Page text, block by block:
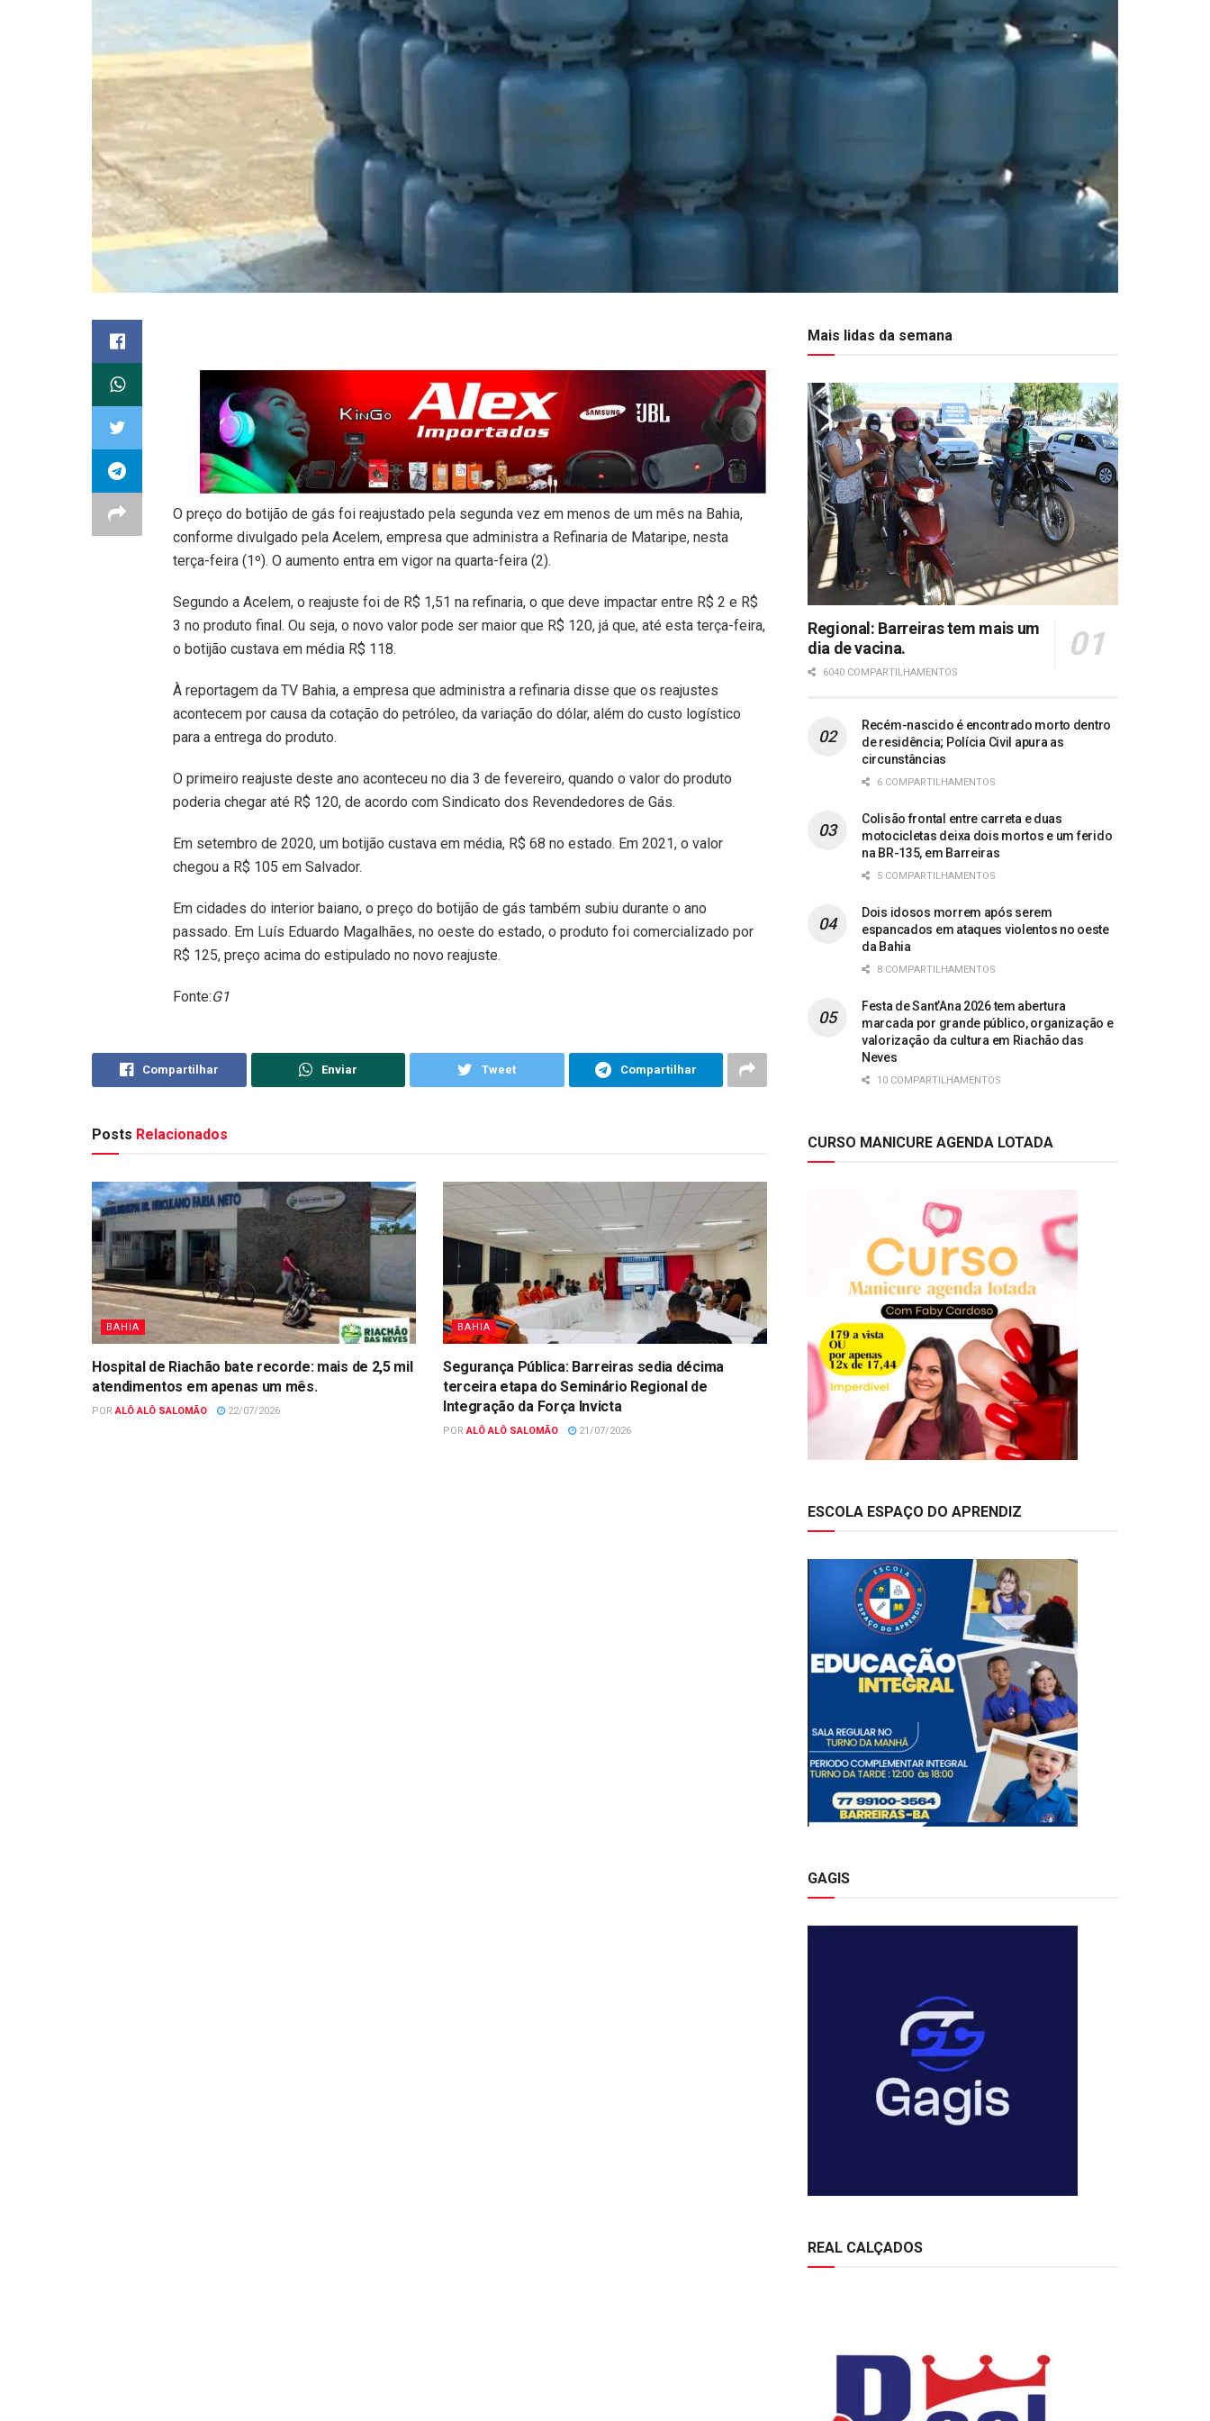
O preço do botijão de gás foi reajustado pela segunda vez em menos de um mês na Bahia,
conforme divulgado pela Acelem, empresa que administra a Refinaria de Mataripe, nesta
terça-feira (1º). O aumento entra em vigor na quarta-feira (2).
Segundo a Acelem, o reajuste foi de R$ 1,51 na refinaria, o que deve impactar entre R$ 2 e R$
3 no produto final. Ou seja, o novo valor pode ser maior que R$ 120, já que, até esta terça-feira,
o botijão custava em média R$ 118.
À reportagem da TV Bahia, a empresa que administra a refinaria disse que os reajustes
acontecem por causa da cotação do petróleo, da variação do dólar, além do custo logístico
para a entrega do produto.
O primeiro reajuste deste ano aconteceu no dia 3 de fevereiro, quando o valor do produto
poderia chegar até R$ 120, de acordo com Sindicato dos Revendedores de Gás.
Em setembro de 2020, um botijão custava em média, R$ 68 no estado. Em 2021, o valor
chegou a R$ 105 em Salvador.
Em cidades do interior baiano, o preço do botijão de gás também subiu durante o ano
passado. Em Luís Eduardo Magalhães, no oeste do estado, o produto foi comercializado por
R$ 125, preço acima do estipulado no novo reajuste.
Fonte:G1
Compartilhar Enviar Tweet Compartilhar
Posts Relacionados
BAHIA
Hospital de Riachão bate recorde: mais de 2,5 mil
atendimentos em apenas um mês.
POR ALÔ ALÔ SALOMÃO 22/07/2026
BAHIA
Segurança Pública: Barreiras sedia décima
terceira etapa do Seminário Regional de
Integração da Força Invicta
POR ALÔ ALÔ SALOMÃO 21/07/2026
Mais lidas da semana
Regional: Barreiras tem mais um
dia de vacina.
6040 COMPARTILHAMENTOS
Recém-nascido é encontrado morto dentro
de residência; Polícia Civil apura as
circunstâncias
6 COMPARTILHAMENTOS
Colisão frontal entre carreta e duas
motocicletas deixa dois mortos e um ferido
na BR-135, em Barreiras
5 COMPARTILHAMENTOS
Dois idosos morrem após serem
espancados em ataques violentos no oeste
da Bahia
8 COMPARTILHAMENTOS
Festa de Sant’Ana 2026 tem abertura
marcada por grande público, organização e
valorização da cultura em Riachão das
Neves
10 COMPARTILHAMENTOS
CURSO MANICURE AGENDA LOTADA
ESCOLA ESPAÇO DO APRENDIZ
GAGIS
REAL CALÇADOS